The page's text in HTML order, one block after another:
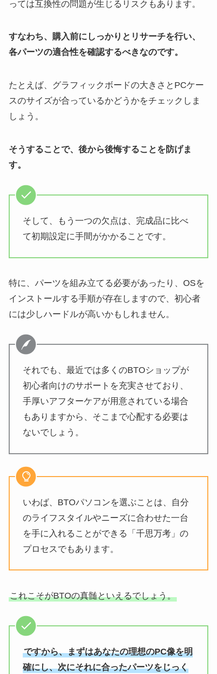
っては互換性の問題が生じるリスクもあります。
すなわち、購入前にしっかりとリサーチを行い、
各パーツの適合性を確認するべきなのです。
たとえば、グラフィックボードの大きさとPCケー
スのサイズが合っているかどうかをチェックしま
しょう。
そうすることで、後から後悔することを防げま
す。
そして、もう一つの欠点は、完成品に比べ
て初期設定に手間がかかることです。
特に、パーツを組み立てる必要があったり、OSを
インストールする手順が存在しますので、初心者
には少しハードルが高いかもしれません。
それでも、最近では多くのBTOショップが
初心者向けのサポートを充実させており、
手厚いアフターケアが用意されている場合
もありますから、そこまで心配する必要は
ないでしょう。
いわば、BTOパソコンを選ぶことは、自分
のライフスタイルやニーズに合わせた一台
を手に入れることができる「千思万考」の
プロセスでもあります。
これこそがBTOの真髄といえるでしょう。
ですから、まずはあなたの理想のPC像を明
確にし、次にそれに合ったパーツをじっく